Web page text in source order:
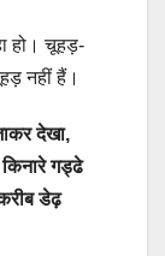
हो। चूहड़-
नहीं हैं।
देखा,
गड्ढे
डेढ़